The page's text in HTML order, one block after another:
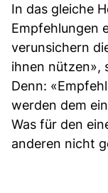
In das gleiche
Empfehlungen
verunsichern
ihnen nützen»,
Denn:
werden dem
Was für den
anderen nicht